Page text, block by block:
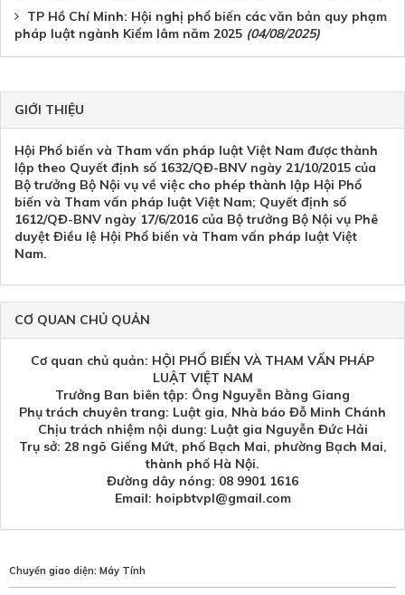
TP Hồ Chí Minh: Hội nghị phổ biến các văn bản quy phạm
pháp luật ngành Kiểm lâm năm 2025 (04/08/2025)
GIỚI THIỆU
Hội Phổ biến và Tham vấn pháp luật Việt Nam được thành
lập theo Quyết định số 1632/QĐ-BNV ngày 21/10/2015 của
Bộ trưởng Bộ Nội vụ về việc cho phép thành lập Hội Phổ
biến và Tham vấn pháp luật Việt Nam; Quyết định số
1612/QĐ-BNV ngày 17/6/2016 của Bộ trưởng Bộ Nội vụ Phê
duyệt Điều lệ Hội Phổ biến và Tham vấn pháp luật Việt
Nam.
CƠ QUAN CHỦ QUẢN
Cơ quan chủ quản: HỘI PHỔ BIẾN VÀ THAM VẤN PHÁP
LUẬT VIỆT NAM
Trưởng Ban biên tập: Ông Nguyễn Bằng Giang
Phụ trách chuyên trang: Luật gia, Nhà báo Đỗ Minh Chánh
Chịu trách nhiệm nội dung: Luật gia Nguyễn Đức Hải
Trụ sở: 28 ngõ Giếng Mứt, phố Bạch Mai, phường Bạch Mai,
thành phố Hà Nội.
Đường dây nóng: 08 9901 1616
Email: hoipbtvpl@gmail.com
Chuyển giao diện: Máy Tính